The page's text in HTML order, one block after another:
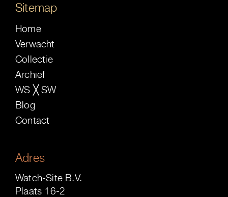
Sitemap
Home
Verwacht
Collectie
Archief
WS ╳ SW
Blog
Contact
Adres
Watch-Site B.V.
Plaats 16-2